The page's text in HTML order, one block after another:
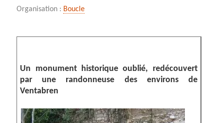
Organisation : Boucle
Un monument historique oublié, redécouvert
par une randonneuse des environs de
Ventabren